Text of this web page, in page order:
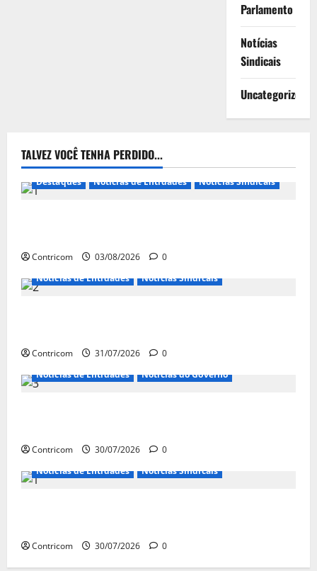
Parlamento
Notícias
Sindicais
Uncategorized
TALVEZ VOCÊ TENHA PERDIDO...
Destaques Notícias de Entidades Notícias Sindicais
Contricom 03/08/2026
0
Notícias de Entidades
Notícias Sindicais
Contricom 31/07/2026
0
Notícias de Entidades
Notícias do Governo
Contricom 30/07/2026
0
Notícias de Entidades
Notícias Sindicais
Contricom 30/07/2026 0